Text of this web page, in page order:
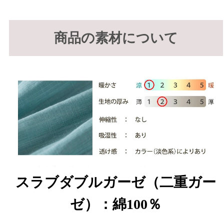
商品の素材について
スラブダブルガーゼ（二重ガー
ゼ）：綿100％